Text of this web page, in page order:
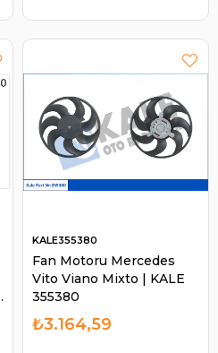
Fan Motoru Mercedes
Vito Viano Mixto | KALE
355380
KALE355380
₺3.164,59